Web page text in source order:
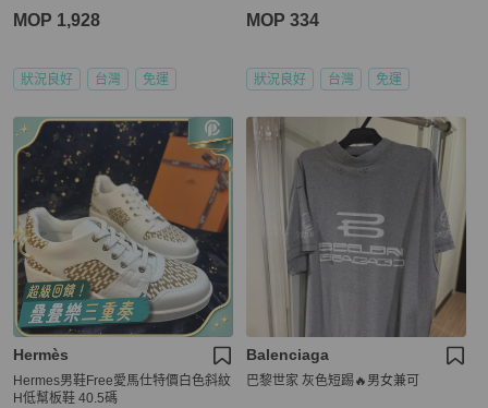
MOP 1,928
狀況良好 台灣 免運
MOP 334
狀況良好 台灣 免運
Hermès
Hermes男鞋Free愛馬仕特價白色斜紋
H低幫板鞋 40.5碼
Balenciaga
巴黎世家 灰色短踢🔥男女兼可